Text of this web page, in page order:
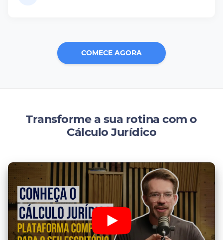
COMECE AGORA
Transforme a sua rotina com o
Cálculo Jurídico